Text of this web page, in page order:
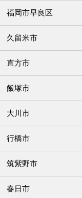
福岡市早良区
久留米市
直方市
飯塚市
大川市
行橋市
筑紫野市
春日市